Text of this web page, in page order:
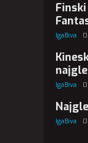
IgaBiva
IgaBiva
IgaBiva